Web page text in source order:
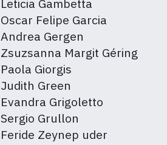
Leticia Gambetta
Oscar Felipe Garcia
Andrea Gergen
Zsuzsanna Margit Géring
Paola Giorgis
Judith Green
Evandra Grigoletto
Sergio Grullon
Feride Zeynep uder